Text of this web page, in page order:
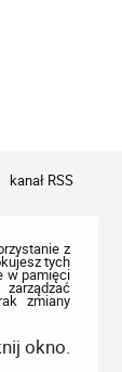
kanał RSS
z
tych
w pamięci
zmiany
okno.